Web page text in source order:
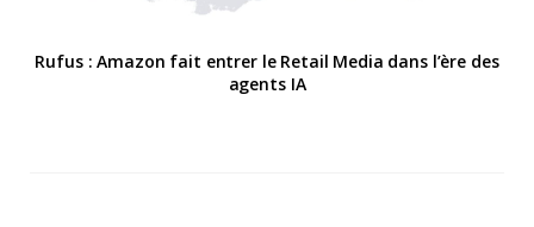
Rufus : Amazon fait entrer le Retail Media dans l’ère des
agents IA